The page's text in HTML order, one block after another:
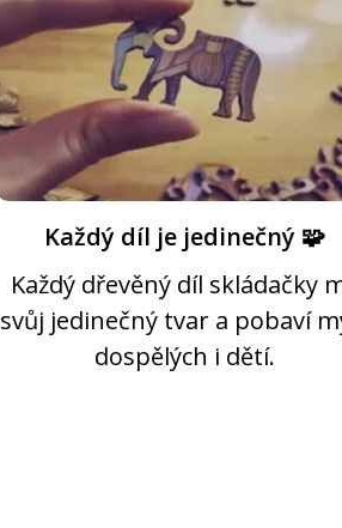
Každý díl je jedinečný 🧩
Každý dřevěný díl skládačky
svůj jedinečný tvar a pobaví
dospělých i dětí.